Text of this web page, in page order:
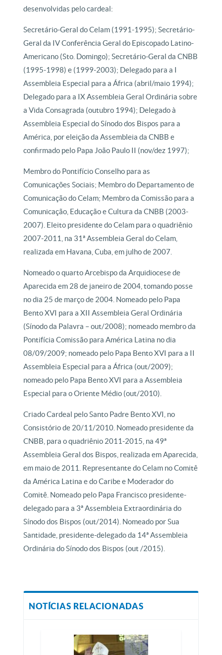
desenvolvidas pelo cardeal:
Secretário-Geral do Celam (1991-1995); Secretário-
Geral da IV Conferência Geral do Episcopado Latino-
Americano (Sto. Domingo); Secretário-Geral da CNBB
(1995-1998) e (1999-2003); Delegado para a I
Assembleia Especial para a África (abril/maio 1994);
Delegado para a IX Assembleia Geral Ordinária sobre
a Vida Consagrada (outubro 1994); Delegado à
Assembleia Especial do Sínodo dos Bispos para a
América, por eleição da Assembleia da CNBB e
confirmado pelo Papa João Paulo II (nov/dez 1997);
Membro do Pontifício Conselho para as
Comunicações Sociais; Membro do Departamento de
Comunicação do Celam; Membro da Comissão para a
Comunicação, Educação e Cultura da CNBB (2003-
2007). Eleito presidente do Celam para o quadriênio
2007-2011, na 31ª Assembleia Geral do Celam,
realizada em Havana, Cuba, em julho de 2007.
Nomeado o quarto Arcebispo da Arquidiocese de
Aparecida em 28 de janeiro de 2004, tomando posse
no dia 25 de março de 2004. Nomeado pelo Papa
Bento XVI para a XII Assembleia Geral Ordinária
(Sínodo da Palavra – out/2008); nomeado membro da
Pontifícia Comissão para América Latina no dia
08/09/2009; nomeado pelo Papa Bento XVI para a II
Assembleia Especial para a África (out/2009);
nomeado pelo Papa Bento XVI para a Assembleia
Especial para o Oriente Médio (out/2010).
Criado Cardeal pelo Santo Padre Bento XVI, no
Consistório de 20/11/2010. Nomeado presidente da
CNBB, para o quadriênio 2011-2015, na 49ª
Assembleia Geral dos Bispos, realizada em Aparecida,
em maio de 2011. Representante do Celam no Comitê
da América Latina e do Caribe e Moderador do
Comitê. Nomeado pelo Papa Francisco presidente-
delegado para a 3ª Assembleia Extraordinária do
Sínodo dos Bispos (out/2014). Nomeado por Sua
Santidade, presidente-delegado da 14ª Assembleia
Ordinária do Sínodo dos Bispos (out /2015).
NOTÍCIAS RELACIONADAS